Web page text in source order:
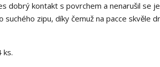
dobrý kontakt s povrchem a nenarušil se
suchého zipu, díky čemuž na pacce skvěle
ks.